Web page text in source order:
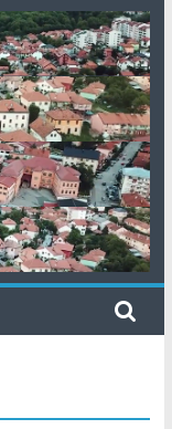
подршке
производа